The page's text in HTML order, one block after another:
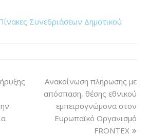
Συνεδριάσεων Δημοτικού
Ανακοίνωση πλήρωσης με
απόσπαση, θέσης εθνικού
εμπειρογνώμονα στον
Ευρωπαϊκό Οργανισμό
FRONTEX